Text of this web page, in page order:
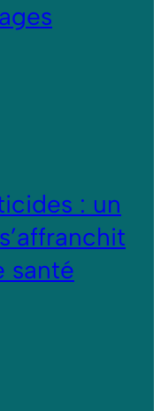
: un
santé